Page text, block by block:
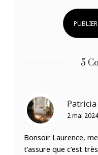
5
2 mai 2024
Bonsoir Laurence,
t’assure que c’est